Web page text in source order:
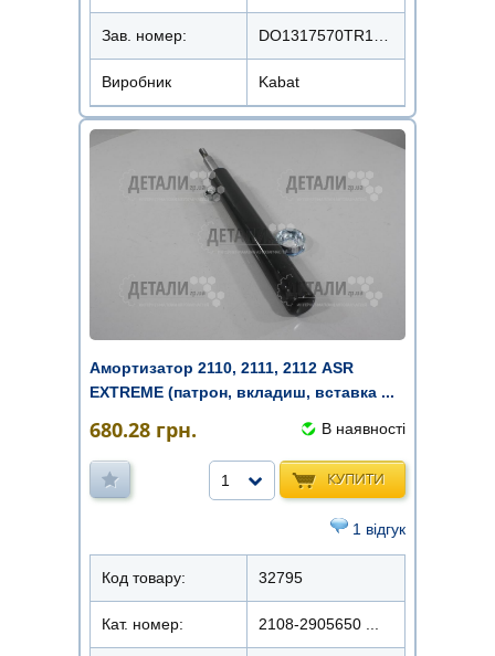
Зав. номер: DO1317570TR13KBK (175/70R13)
Виробник Kabat
Амортизатор 2110, 2111, 2112 ASR
EXTREME (патрон, вкладиш, вставка ...
680.28 грн. В наявності
КУПИТИ
1
1 відгук
Код товару: 32795
Кат. номер: 2108-2905650 ...